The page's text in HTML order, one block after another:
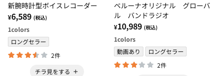
新腕時計型ボイスレコーダー
¥6,589 (税込)
1colors
ロングセラー
2件
チラ見をする
ベルーナオリジナル グローバ
ル バンドラジオ
¥10,989 (税込)
1colors
動画あり
ロングセラー
2件